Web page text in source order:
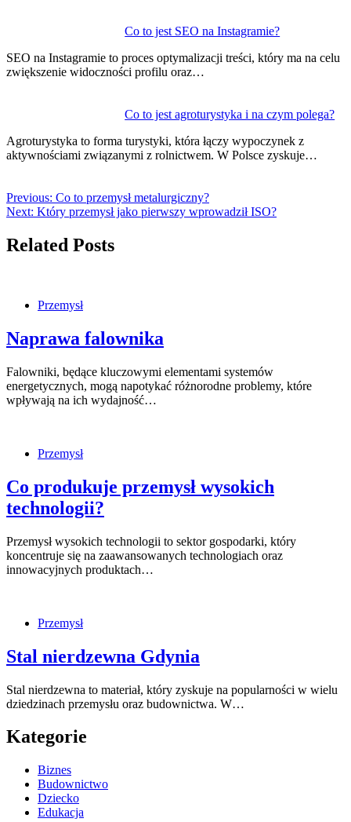
Co to jest SEO na Instagramie?
SEO na Instagramie to proces optymalizacji treści, który ma na celu
zwiększenie widoczności profilu oraz…
Co to jest agroturystyka i na czym polega?
Agroturystyka to forma turystyki, która łączy wypoczynek z
aktywnościami związanymi z rolnictwem. W Polsce zyskuje…
Previous: Co to przemysł metalurgiczny?
Next: Który przemysł jako pierwszy wprowadził ISO?
Related Posts
Przemysł
Naprawa falownika
Falowniki, będące kluczowymi elementami systemów
energetycznych, mogą napotykać różnorodne problemy, które
wpływają na ich wydajność…
Przemysł
Co produkuje przemysł wysokich
technologii?
Przemysł wysokich technologii to sektor gospodarki, który
koncentruje się na zaawansowanych technologiach oraz
innowacyjnych produktach…
Przemysł
Stal nierdzewna Gdynia
Stal nierdzewna to materiał, który zyskuje na popularności w wielu
dziedzinach przemysłu oraz budownictwa. W…
Kategorie
Biznes
Budownictwo
Dziecko
Edukacja